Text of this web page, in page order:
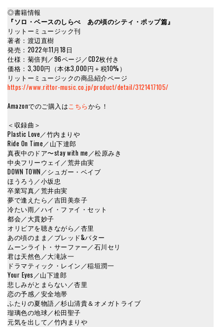
◎書籍情報
『ソロ・ベースのしらべ あの頃のシティ・ポップ篇』
リットーミュージック刊
著者：渡辺直樹
発売：2022年11月18日
仕様：菊倍判／96ページ／CD2枚付き
価格：3,300円（本体3,000円＋税10%）
リットーミュージックの商品紹介ページ
https://www.rittor-music.co.jp/product/detail/3121417105/
Amazonでのご購入は こちらから！
＜収録曲＞
Plastic Love／竹内まりや
Ride On Time／山下達郎
真夜中のドア〜stay with me／松原みき
中央フリーウェイ／荒井由実
DOWN TOWN／シュガー・ベイブ
ほうろう／小坂忠
卒業写真／荒井由実
夢で逢えたら／吉田美奈子
冷たい雨／ハイ・ファイ・セット
都会／大貫妙子
オリビアを聴きながら／杏里
あの頃のまま／ブレッド&バター
ムーンライト・サーファー／石川セリ
君は天然色／大滝詠一
ドラマティック・レイン／稲垣潤一
Your Eyes／山下達郎
悲しみがとまらない／杏里
恋の予感／安全地帯
ふたりの夏物語／杉山清貴＆オメガトライブ
瑠璃色の地球／松田聖子
元気を出して／竹内まりや